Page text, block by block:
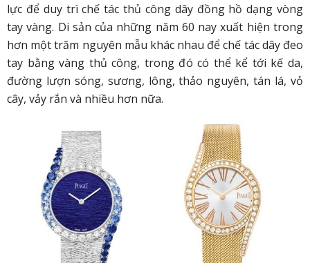
lực để duy trì chế tác thủ công dây đồng hồ dạng vòng
tay vàng. Di sản của những năm 60 nay xuất hiện trong
hơn một trăm nguyên mẫu khác nhau để chế tác dây đeo
tay bằng vàng thủ công, trong đó có thể kể tới kế da,
đường lượn sóng, sương, lông, thảo nguyên, tán lá, vỏ
cây, vảy rắn và nhiều hơn nữa.